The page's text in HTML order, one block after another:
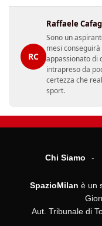
RC
Raffaele
Sono un
mesi
appassionato di
intrapreso da
certezza che
sport.
Chi Siamo
SpazioMilan è un
Aut. Tribunale di